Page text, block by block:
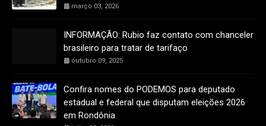
março 03, 2026
INFORMAÇÃO: Rubio faz contato com chanceler
brasileiro para tratar de tarifaço
outubro 09, 2025
Confira nomes do PODEMOS para deputado
estadual e federal que disputam eleições 2026
em Rondônia